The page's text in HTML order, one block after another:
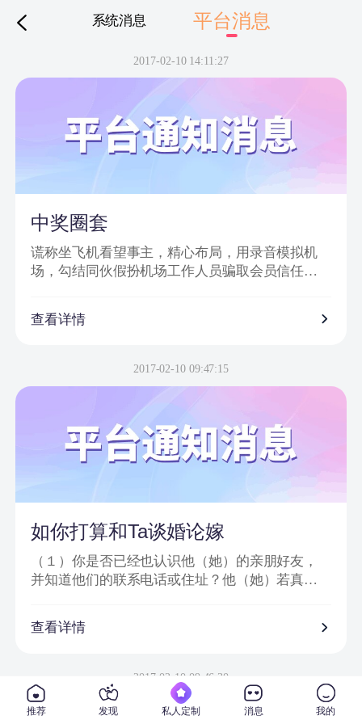
系统消息 平台消息
下拉刷新
2017-02-10 14:11:27
中奖圈套
谎称坐飞机看望事主，精心布局，用录音模拟机
场，勾结同伙假扮机场工作人员骗取会员信任，
诈骗特点：
信息或节目邀请嘉宾、网站会员为信件内容；
2、骗子以＂消息提示员XX＂、＂送礼员XX＂等
3、把中奖诈骗信息发到会员手机上，要求会员登
录一个钓鱼网站进行汇款；
4、虚假信息为避免系统筛查及一般由大量符号或
查看详情
2017-02-10 09:47:15
如你打算和Ta谈婚论嫁
（１）你是否已经也认识他（她）的亲朋好友，
并知道他们的联系电话或住址？他（她）若真心
私人社交圈子。
信他（她）真的在那里从事着他（她）所说的工
作？
查看详情
2017-02-10 09:46:30
推荐 发现 私人定制 消息 我的